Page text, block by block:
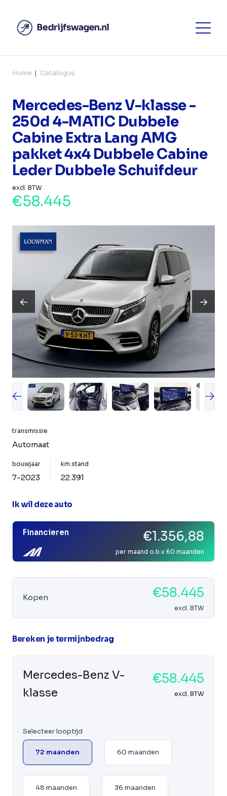
Home Catalogus
Mercedes-Benz V-klasse -
250d 4-MATIC Dubbele
Cabine Extra Lang AMG
pakket 4x4 Dubbele Cabine
Leder Dubbele Schuifdeur
excl. BTW
€58.445
transmissie
Automaat
bouwjaar
7-2023
km.stand
22.391
Ik wil deze auto
Financieren €1.356,88
per maand o.b.v 60 maanden
Kopen €58.445
excl. BTW
Bereken je termijnbedrag
Mercedes-Benz V-
klasse
€58.445
excl. BTW
Selecteer looptijd
72 maanden 60 maanden
48 maanden 36 maanden